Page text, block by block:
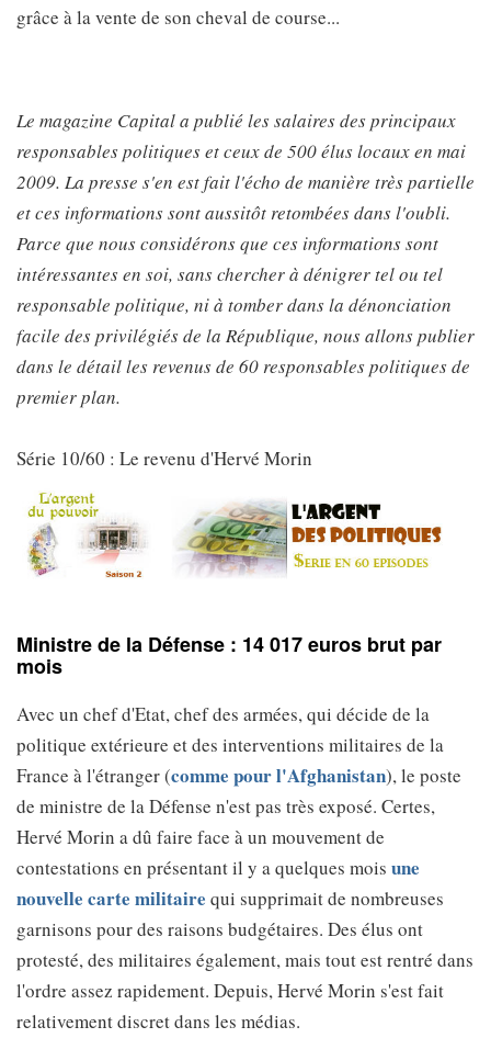
grâce à la vente de son cheval de course...
Le magazine Capital a publié les salaires des principaux
responsables politiques et ceux de 500 élus locaux en mai
2009. La presse s'en est fait l'écho de manière très partielle
et ces informations sont aussitôt retombées dans l'oubli.
Parce que nous considérons que ces informations sont
intéressantes en soi, sans chercher à dénigrer tel ou tel
responsable politique, ni à tomber dans la dénonciation
facile des privilégiés de la République, nous allons publier
dans le détail les revenus de 60 responsables politiques de
premier plan.
Série 10/60 : Le revenu d'Hervé Morin
Ministre de la Défense : 14 017 euros brut par
mois
Avec un chef d'Etat, chef des armées, qui décide de la
politique extérieure et des interventions militaires de la
France à l'étranger (comme pour l'Afghanistan), le poste
de ministre de la Défense n'est pas très exposé. Certes,
Hervé Morin a dû faire face à un mouvement de
contestations en présentant il y a quelques mois une
nouvelle carte militaire qui supprimait de nombreuses
garnisons pour des raisons budgétaires. Des élus ont
protesté, des militaires également, mais tout est rentré dans
l'ordre assez rapidement. Depuis, Hervé Morin s'est fait
relativement discret dans les médias.